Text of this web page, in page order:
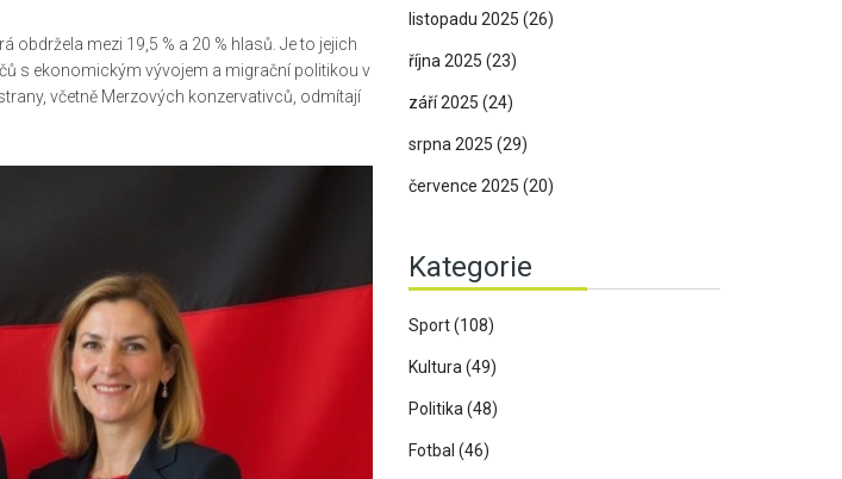
obdržela mezi 19,5 % a 20 % hlasů. Je to jejich
s ekonomickým vývojem a migrační politikou v
včetně Merzových konzervativců, odmítají
listopadu 2025 (26)
října 2025 (23)
září 2025 (24)
srpna 2025 (29)
července 2025 (20)
Kategorie
Sport(108)
Kultura (49)
Politika (48)
Fotbal (46)